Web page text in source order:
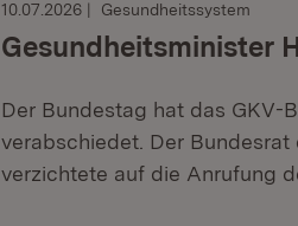
10.07.2026 Gesundheitssystem
Gesundheitsminister
Der Bundestag hat das GKV-
verabschiedet. Der
verzichtete auf die Anrufung